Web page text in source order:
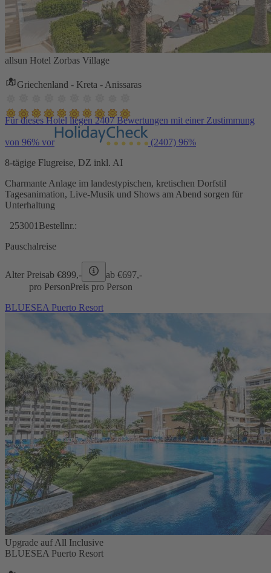
allsun Hotel Zorbas Village
Griechenland - Kreta - Anissaras
Für dieses Hotel liegen 2407 Bewertungen mit einer Zustimmung
von 96% vor (2407) 96%
8-tägige Flugreise, DZ inkl. AI
Charmante Anlage im landestypischen, kretischen Dorfstil
Tagesanimation, Live-Musik und Shows am Abend sorgen für
Unterhaltung
253001 Bestellnr.:
Pauschalreise
Alter Preisab €899,- ab €697,-
pro PersonPreis pro Person
BLUESEA Puerto Resort
Upgrade auf All Inclusive
BLUESEA Puerto Resort